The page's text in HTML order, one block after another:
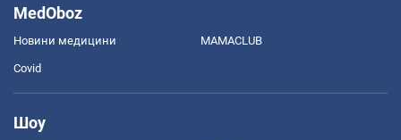
MedOboz
Новини медицини MAMACLUB
Covid
Шоу